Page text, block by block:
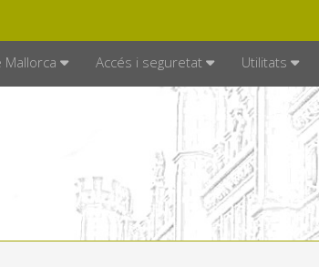
Mallorca Accés i seguretat Utilitats